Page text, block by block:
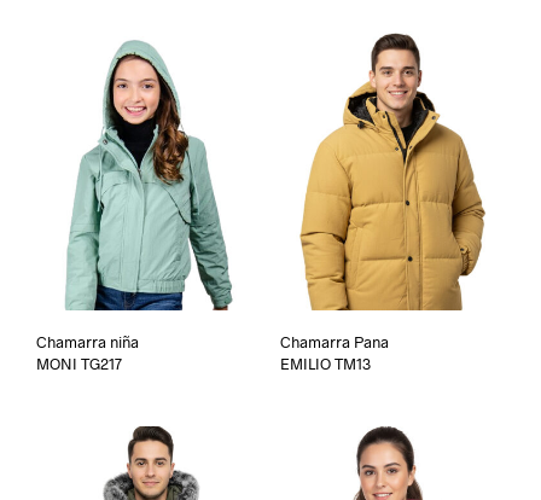
Chamarra niña
MONI TG217
Chamarra Pana
EMILIO TM13